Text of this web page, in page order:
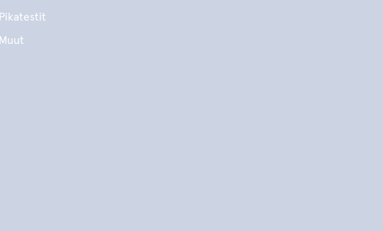
Pikatestit
Muut